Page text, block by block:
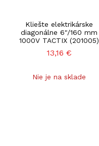
Kliešte elektrikárske
diagonálne 6"/160 mm
1000V TACTIX (201005)
13,16 €
Nie je na sklade